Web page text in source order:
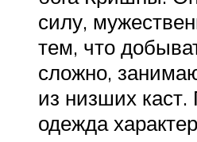
силу,
тем, что
сложно,
из низших каст.
одежда